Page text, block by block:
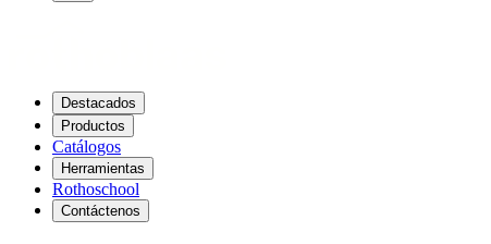
Destacados
Productos
Catálogos
Herramientas
Rothoschool
Contáctenos